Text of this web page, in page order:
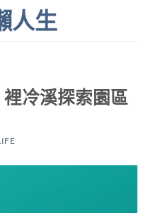
人生
冷溪探索園區